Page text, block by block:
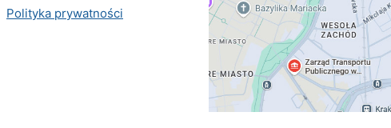
Polityka prywatności